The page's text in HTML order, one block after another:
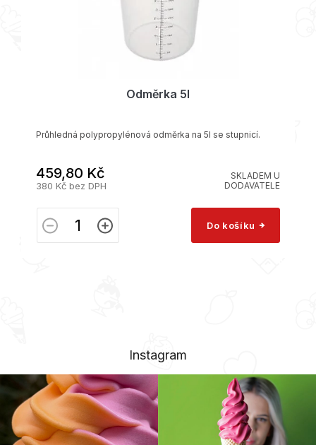
Odměrka 5l
SKLADEM U
DODAVATELE
380 Kč bez DPH
459,80 Kč
Do košíku
Průhledná polypropylénová odměrka na 5l se stupnicí.
Instagram